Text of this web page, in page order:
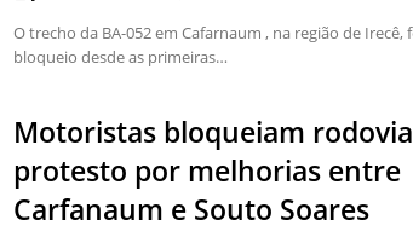
O trecho da BA-052 em Cafarnaum , na região de Irecê,
bloqueio desde as primeiras…
Motoristas bloqueiam
protesto por melhorias entre
Carfanaum e Souto Soares